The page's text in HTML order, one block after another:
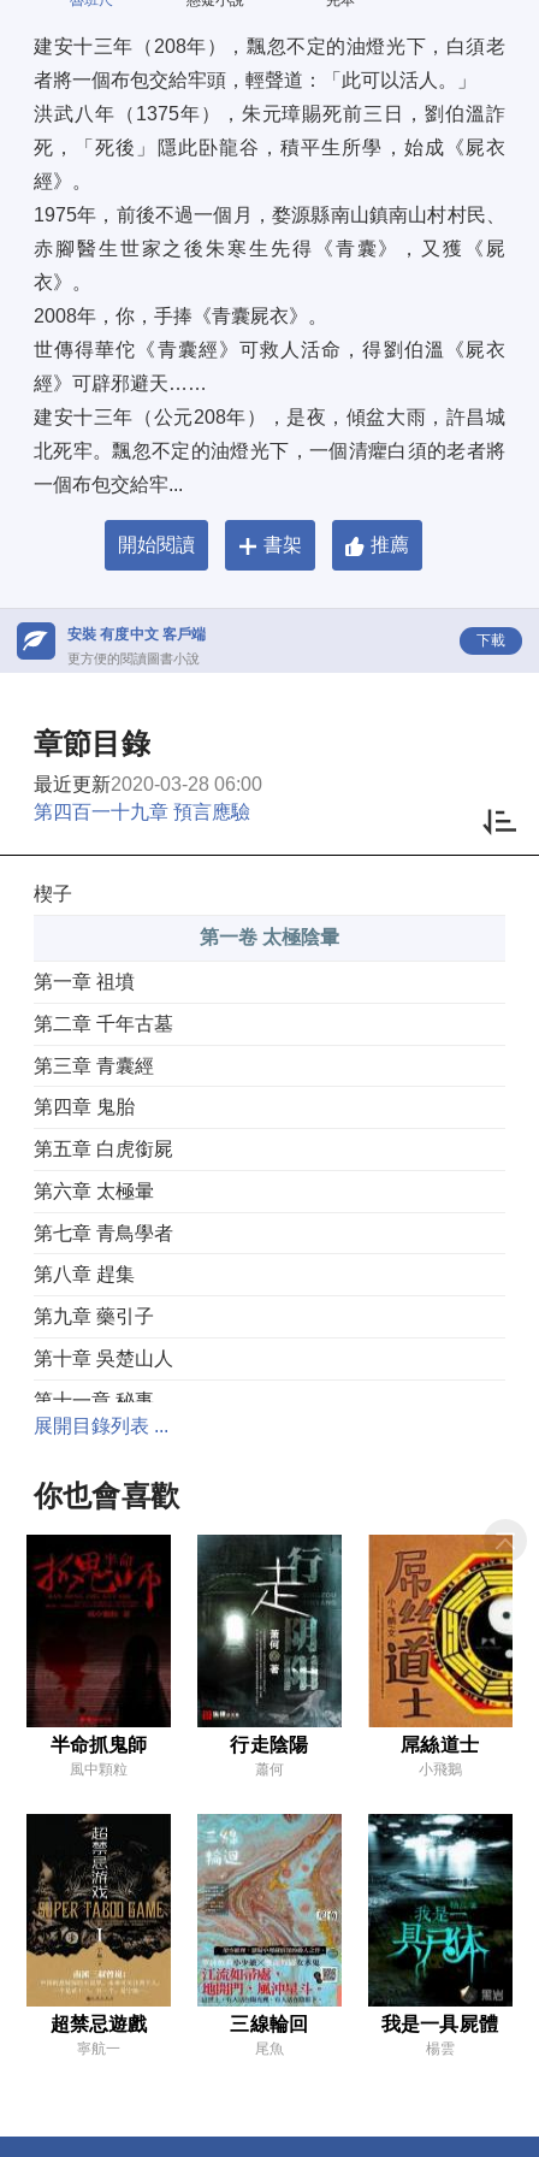
建安十三年（208年），飄忽不定的油燈光下，白須老
者將一個布包交給牢頭，輕聲道：「此可以活人。」
洪武八年（1375年），朱元璋賜死前三日，劉伯溫詐
死，「死後」隱此卧龍谷，積平生所學，始成《屍衣
經》。
1975年，前後不過一個月，婺源縣南山鎮南山村村民、
赤腳醫生世家之後朱寒生先得《青囊》，又獲《屍
衣》。
2008年，你，手捧《青囊屍衣》。
世傳得華佗《青囊經》可救人活命，得劉伯溫《屍衣
經》可辟邪避天……
建安十三年（公元208年），是夜，傾盆大雨，許昌城
北死牢。飄忽不定的油燈光下，一個清癯白須的老者將
一個布包交給牢...
開始閱讀 書架 推薦
安裝 有度中文 客戶端
更方便的閱讀圖書小說
下載
章節目錄
最近更新2020-03-28 06:00
第四百一十九章 預言應驗
楔子
第一卷 太極陰暈
第一章 祖墳
第二章 千年古墓
第三章 青囊經
第四章 鬼胎
第五章 白虎銜屍
第六章 太極暈
第七章 青鳥學者
第八章 趕集
第九章 藥引子
第十章 吳楚山人
第十一章 秘事
第十二章 雷擊騎馬布
第十三章 蘭兒
第十五章 血盆照鏡
第十六章 亂墳崗
第十八章 月夜古槐
第十九章 卧龍谷
第二十章 探谷
第二十一章 守陵人
第二十二章 青田之約
第二十三章 解穴
第二十四章 紅眼陰蝠
第二十五章 大白繭
第二十六章 王婆婆
展開目錄列表 ...
你也會喜歡
半命抓鬼師
風中顆粒
行走陰陽
蕭何
屌絲道士
小飛鵝
超禁忌遊戲
寧航一
三線輪回
尾魚
我是一具屍體
楊雲